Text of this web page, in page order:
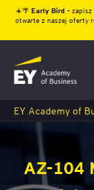
☀️🌴 Early Bird –
otwarte z naszej oferty
EY Academy of
AZ-104